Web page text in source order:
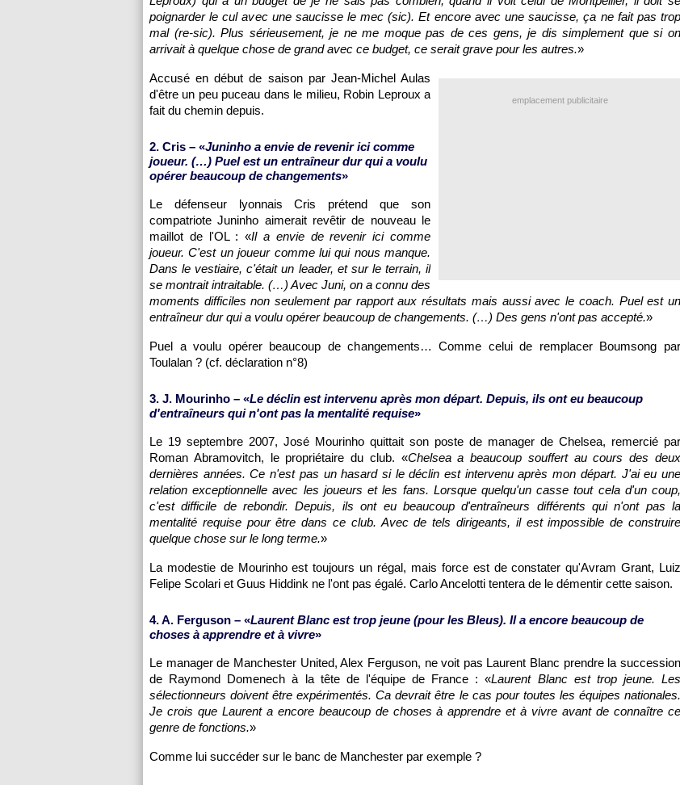
poignarder le cul avec une saucisse le mec (sic). Et encore avec une saucisse, ça ne fait pas trop
mal (re-sic). Plus sérieusement, je ne me moque pas de ces gens, je dis simplement que si on
arrivait à quelque chose de grand avec ce budget, ce serait grave pour les autres.»
emplacement publicitaire
Accusé en début de saison par Jean-Michel Aulas
d'être un peu puceau dans le milieu, Robin Leproux a
fait du chemin depuis.
2. Cris – «Juninho a envie de revenir ici comme
joueur. (…) Puel est un entraîneur dur qui a voulu
opérer beaucoup de changements»
Le défenseur lyonnais Cris prétend que son
compatriote Juninho aimerait revêtir de nouveau le
maillot de l'OL: «Il a envie de revenir ici comme
joueur. C'est un joueur comme lui qui nous manque.
Dans le vestiaire, c'était un leader, et sur le terrain, il
se montrait intraitable. (…) Avec Juni, on a connu des
moments difficiles non seulement par rapport aux résultats mais aussi avec le coach. Puel est un
entraîneur dur qui a voulu opérer beaucoup de changements. (…) Des gens n'ont pas accepté.»
Puel a voulu opérer beaucoup de changements… Comme celui de remplacer Boumsong par
Toulalan ? (cf. déclaration n°8)
3. J. Mourinho – «Le déclin est intervenu après mon départ. Depuis, ils ont eu beaucoup
d'entraîneurs qui n'ont pas la mentalité requise»
Le 19 septembre 2007, José Mourinho quittait son poste de manager de Chelsea, remercié par
Roman Abramovitch, le propriétaire du club. «Chelsea a beaucoup souffert au cours des deux
dernières années. Ce n'est pas un hasard si le déclin est intervenu après mon départ. J'ai eu une
relation exceptionnelle avec les joueurs et les fans. Lorsque quelqu'un casse tout cela d'un coup,
c'est difficile de rebondir. Depuis, ils ont eu beaucoup d'entraîneurs différents qui n'ont pas la
mentalité requise pour être dans ce club. Avec de tels dirigeants, il est impossible de construire
quelque chose sur le long terme.»
La modestie de Mourinho est toujours un régal, mais force est de constater qu'Avram Grant, Luiz
Felipe Scolari et Guus Hiddink ne l'ont pas égalé. Carlo Ancelotti tentera de le démentir cette saison.
4. A. Ferguson – «Laurent Blanc est trop jeune (pour les Bleus). Il a encore beaucoup de
choses à apprendre et à vivre»
Le manager de Manchester United, Alex Ferguson, ne voit pas Laurent Blanc prendre la succession
de Raymond Domenech à la tête de l'équipe de France : «Laurent Blanc est trop jeune. Les
sélectionneurs doivent être expérimentés. Ca devrait être le cas pour toutes les équipes nationales.
Je crois que Laurent a encore beaucoup de choses à apprendre et à vivre avant de connaître ce
genre de fonctions.»
Comme lui succéder sur le banc de Manchester par exemple ?